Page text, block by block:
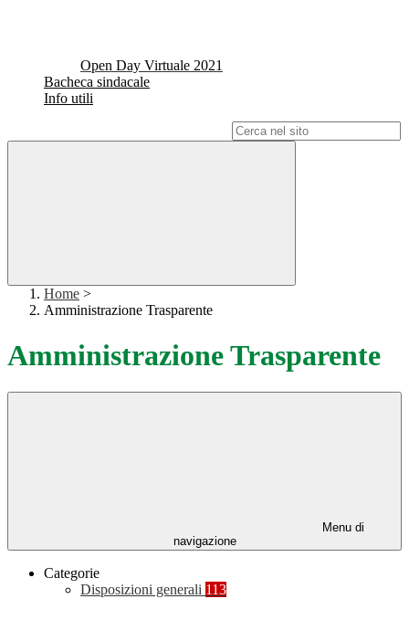
Open Day Virtuale 2021
Bacheca sindacale
Info utili
Home >
Amministrazione Trasparente
Amministrazione Trasparente
Menu di
navigazione
Categorie
Disposizioni generali 113